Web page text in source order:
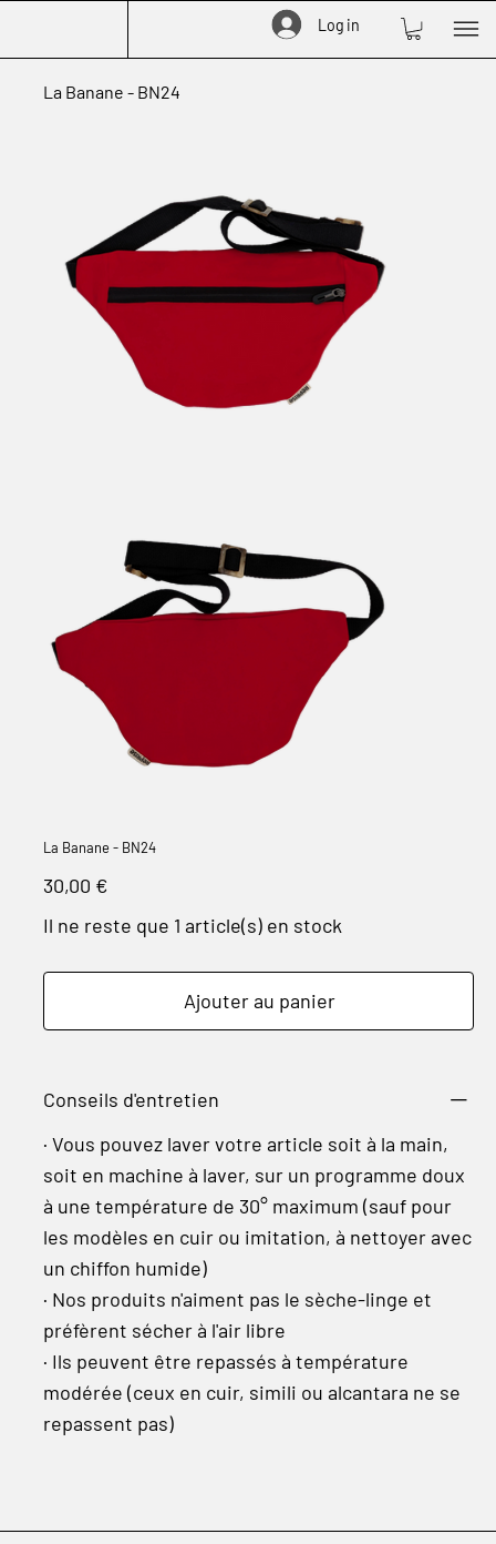
Log in
La Banane - BN24
La Banane - BN24
30,00 €
Il ne reste que 1 article(s) en stock
Ajouter au panier
Conseils d'entretien
· Vous pouvez laver votre article soit à la main,
soit en machine à laver, sur un programme doux
à une température de 30° maximum (sauf pour
les modèles en cuir ou imitation, à nettoyer avec
un chiffon humide)
· Nos produits n'aiment pas le sèche-linge et
préfèrent sécher à l'air libre
· Ils peuvent être repassés à température
modérée (ceux en cuir, simili ou alcantara ne se
repassent pas)